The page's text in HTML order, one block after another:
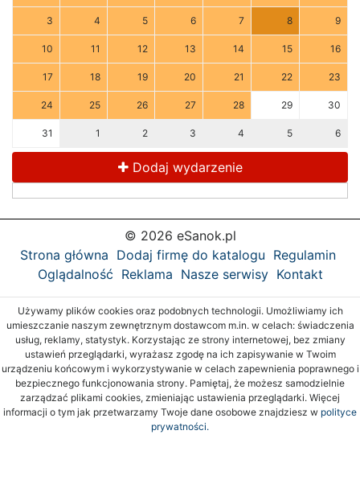
3 4 5 6 7 8 9
10 11 12 13 14 15 16
17 18 19 20 21 22 23
24 25 26 27 28 29 30
31 1 2 3 4 5 6
Dodaj wydarzenie
© 2026 eSanok.pl
Strona główna Dodaj firmę do katalogu Regulamin
Oglądalność Reklama Nasze serwisy Kontakt
Używamy plików cookies oraz podobnych technologii. Umożliwiamy ich
umieszczanie naszym zewnętrznym dostawcom m.in. w celach: świadczenia
usług, reklamy, statystyk. Korzystając ze strony internetowej, bez zmiany
ustawień przeglądarki, wyrażasz zgodę na ich zapisywanie w Twoim
urządzeniu końcowym i wykorzystywanie w celach zapewnienia poprawnego i
bezpiecznego funkcjonowania strony. Pamiętaj, że możesz samodzielnie
zarządzać plikami cookies, zmieniając ustawienia przeglądarki. Więcej
informacji o tym jak przetwarzamy Twoje dane osobowe znajdziesz w polityce
prywatności.